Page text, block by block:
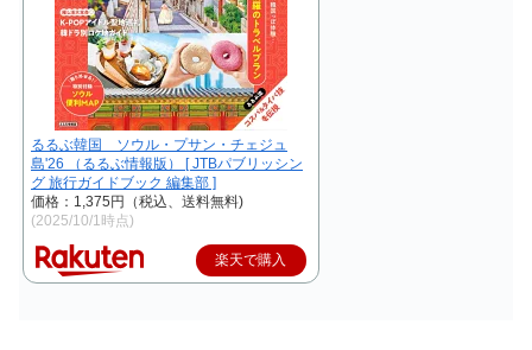
るるぶ韓国 ソウル・プサン・チェジュ
島'26 （るるぶ情報版） [ JTBパブリッシン
グ 旅行ガイドブック 編集部 ]
価格：1,375円（税込、送料無料)
(2025/10/1時点)
楽天で購入